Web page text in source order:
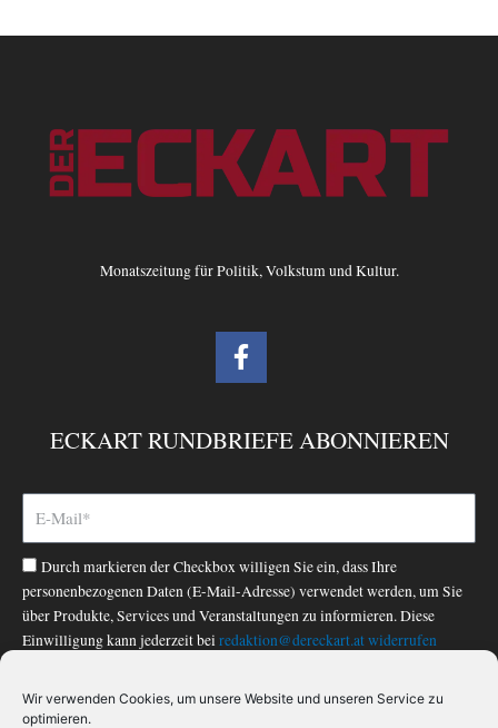
Wir verwenden Cookies, um unsere Website und unseren Service zu
optimieren.
Monatszeitung für Politik, Volkstum und Kultur.
F
a
b
o
-
f
ECKART RUNDBRIEFE ABONNIEREN
Durch markieren der Checkbox willigen Sie ein, dass Ihre
personenbezogenen Daten (E-Mail-Adresse) verwendet werden, um Sie
über Produkte, Services und Veranstaltungen zu informieren. Diese
Einwilligung kann jederzeit bei redaktion@dereckart.atwiderrufen
Datenschutzerklärung